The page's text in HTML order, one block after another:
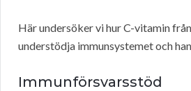
Här undersöker vi hur C-vitamin
understödja immunsystemet och
Immunförsvarsstöd